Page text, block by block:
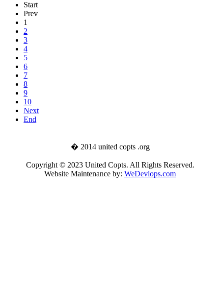
Start
Prev
1
2
3
4
5
6
7
8
9
10
Next
End
� 2014 united copts .org
Copyright © 2023 United Copts. All Rights Reserved.
Website Maintenance by: WeDevlops.com